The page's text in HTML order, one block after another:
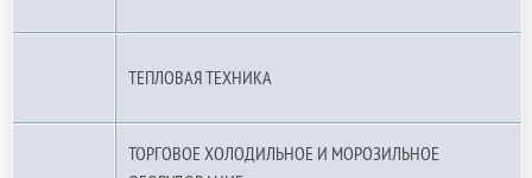
ТЕПЛОВАЯ ТЕХНИКА
ТОРГОВОЕ ХОЛОДИЛЬНОЕ И МОРОЗИЛЬНОЕ